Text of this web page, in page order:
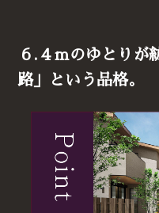
６.４ｍのゆとりが
路」という品格。